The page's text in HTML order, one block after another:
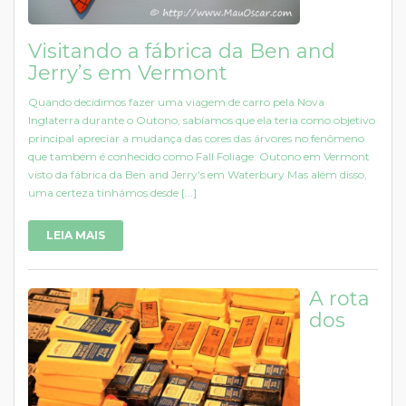
Visitando a fábrica da Ben and
Jerry’s em Vermont
Quando decidimos fazer uma viagem de carro pela Nova
Inglaterra durante o Outono, sabíamos que ela teria como objetivo
principal apreciar a mudança das cores das árvores no fenômeno
que também é conhecido como Fall Foliage. Outono em Vermont
visto da fábrica da Ben and Jerry's em Waterbury Mas além disso,
uma certeza tinhámos desde [...]
LEIA MAIS
A rota
dos